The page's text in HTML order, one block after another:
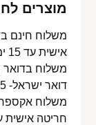
מוצרים
משלוח חינם
אישית עד 15 ימי עסקים מעל 350 ₪
דואר ישראל- 15 ₪
משלוח
חריטה אישית עד 7 ימי